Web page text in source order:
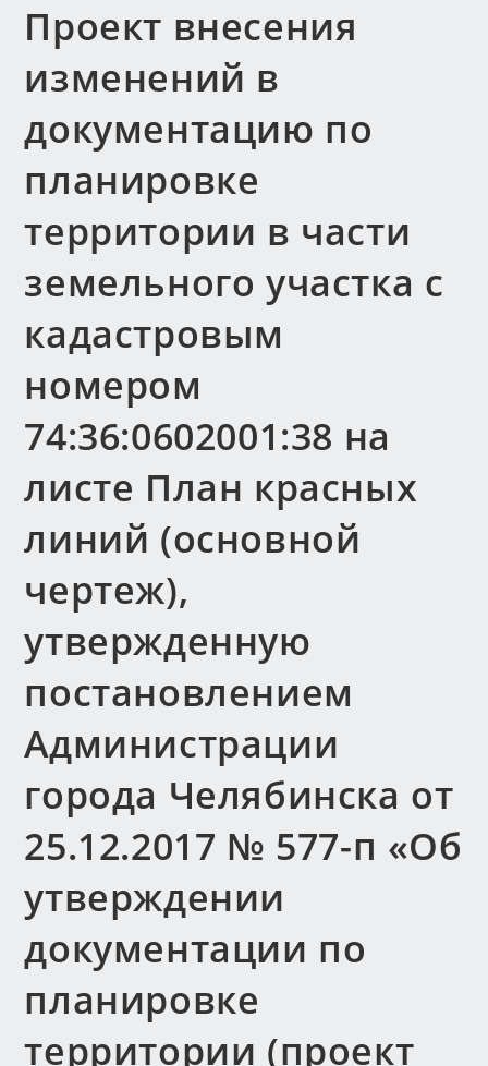
Проект внесения
изменений в
документацию по
планировке
территории в части
земельного участка с
кадастровым
номером
74:36:0602001:38 на
листе План красных
линий (основной
чертеж),
утвержденную
постановлением
Администрации
города Челябинска от
25.12.2017 № 577-п «Об
утверждении
документации по
планировке
территории (проект